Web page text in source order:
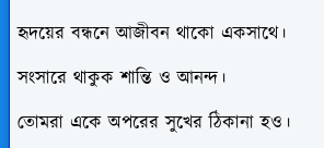
হৃদয়ের বন্ধনে আজীবন থাকো একসাথে।
সংসারে থাকুক শান্তি ও আনন্দ।
তোমরা একে অপরের সুখের ঠিকানা হও।